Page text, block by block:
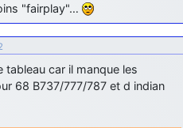
bien les pieds, j’avoue
OK dirait-on… Merci à toi.
les accessoires de personne
peu violent, mais ça devrait aller
"fairplay"…
car il manque les
68 B737/777/787 et d indian